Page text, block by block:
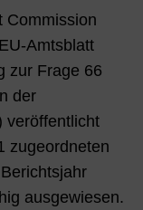
Commission
Amtsblatt
zur Frage 66
der
veröffentlicht
zugeordneten
ausgewiesen.